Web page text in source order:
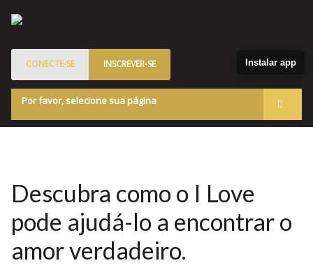
CONECTE-SE INSCREVER-SE
Por favor, selecione sua página
Programa de Patrocinados
Marketplace
Blog
Descubra como o I Love
pode ajudá-lo a encontrar o
amor verdadeiro.
Instalar app